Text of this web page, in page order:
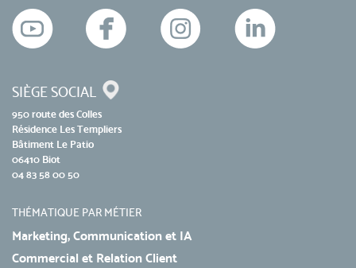
SIÈGE SOCIAL
950 route des Colles
Résidence Les Templiers
Bâtiment Le Patio
06410 Biot
04 83 58 00 50
THÉMATIQUE PAR MÉTIER
Marketing, Communication et IA
Commercial et Relation Client